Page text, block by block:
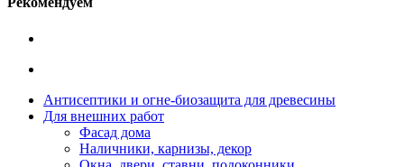
Антисептики и огне-биозащита для древесины
Для внешних работ
Фасад дома
Наличники, карнизы, декор